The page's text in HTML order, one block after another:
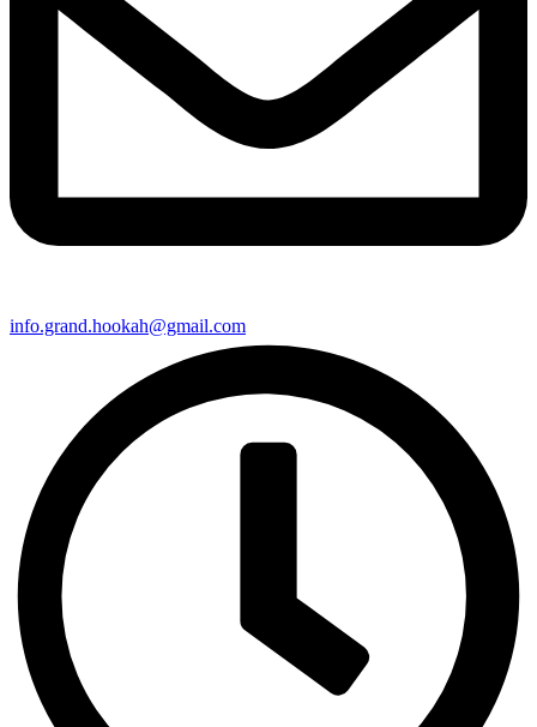
info.grand.hookah@gmail.com